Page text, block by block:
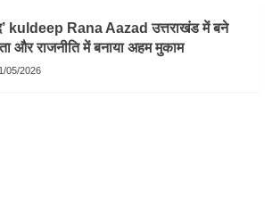
kuldeep Rana Aazad उत्तराखंड में बने
और राजनीति में बनाया अहम मुकाम
05/2026